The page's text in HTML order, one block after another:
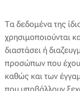
Τα δεδομένα της
χρησιμοποιούνται
διαστάσει ή
προσώπων που
καθώς και των
που υποβάλλουν